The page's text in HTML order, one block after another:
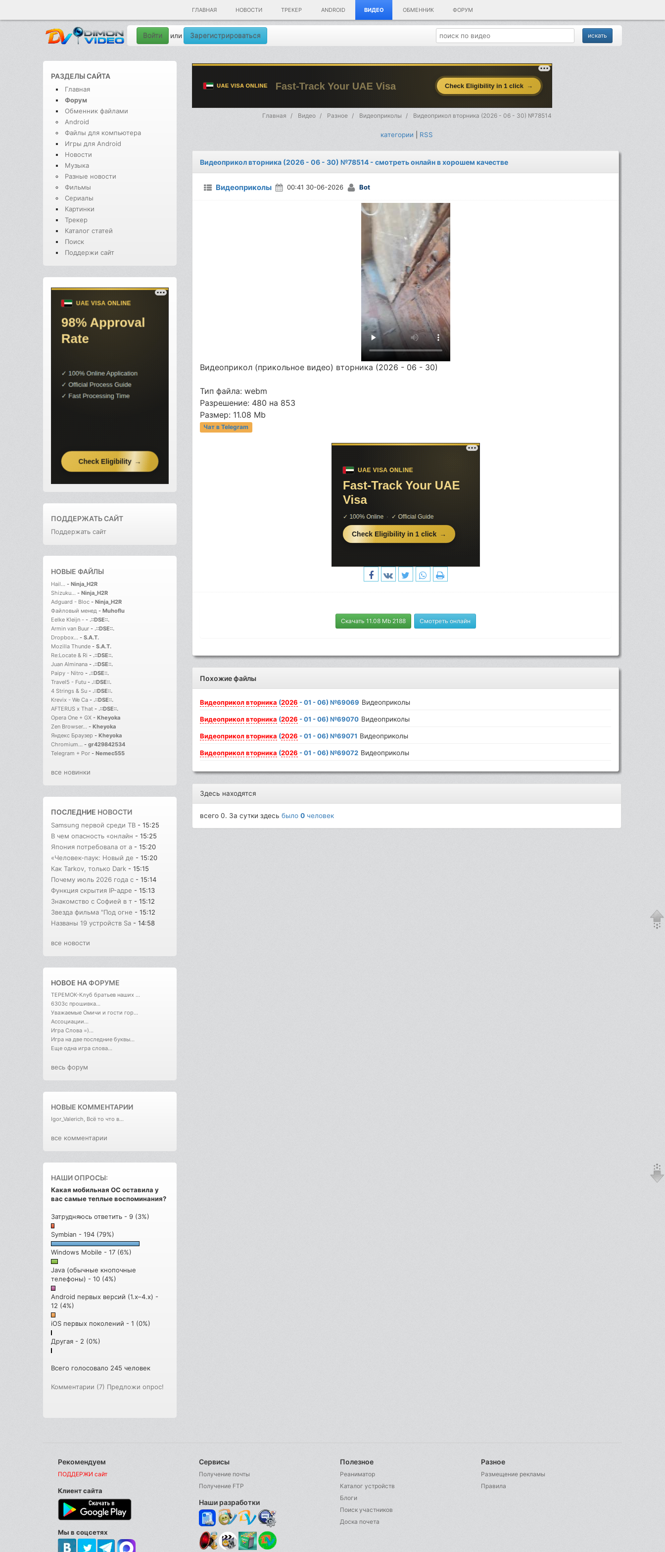
ГЛАВНАЯ НОВОСТИ ТРЕКЕР ANDROID ВИДЕО ОБМЕННИК ФОРУМ
Войти или Зарегистрироваться
РАЗДЕЛЫ САЙТА
Главная
Форум
Обменник файлами
Android
Файлы для компьютера
Игры для Android
Новости
Музыка
Разные новости
Фильмы
Сериалы
Картинки
Трекер
Каталог статей
Поиск
Поддержи сайт
ПОДДЕРЖАТЬ САЙТ
Поддержать сайт
НОВЫЕ ФАЙЛЫ
Hail... - Ninja_H2R
Shizuku... - Ninja_H2R
Adguard - Bloc - Ninja_H2R
Файловый менед - Muhoflu
Eelke Kleijn - - .::DSE::.
Armin van Buur - .::DSE::.
Dropbox... - S.A.T.
Mozilla Thunde - S.A.T.
Re:Locate & Ri - .::DSE::.
Juan Alminana - .::DSE::.
Paipy - Nitro - .::DSE::.
Travel5 - Futu - .::DSE::.
4 Strings & Su - .::DSE::.
Krevix - We Ca - .::DSE::.
AFTERUS x That - .::DSE::.
Opera One + GX - Kheyoka
Zen Browser... - Kheyoka
Яндекс Браузер - Kheyoka
Chromium... - gr429842534
Telegram + Por - Nemec555
все новинки
ПОСЛЕДНИЕ НОВОСТИ
Samsung первой среди ТВ - 15:25
В чем опасность «онлайн - 15:25
Япония потребовала от а - 15:20
«Человек-паук: Новый де - 15:20
Как Tarkov, только Dark - 15:15
Почему июль 2026 года с - 15:14
Функция скрытия IP-адре - 15:13
Знакомство с Софией в т - 15:12
Звезда фильма "Под огне - 15:12
Названы 19 устройств Sa - 14:58
все новости
НОВОЕ НАФОРУМЕ
ТЕРЕМОК-Клуб братьев наших ...
6303с прошивка...
Уважаемые Омичи и гости гор...
Ассоциации...
Игра Слова =)...
Игра на две последние буквы...
Еще одна игра слова...
весь форум
НОВЫЕ КОММЕНТАРИИ
Igor_Valerich, Всё то что в...
все комментарии
НАШИ ОПРОСЫ:
Какая мобильная ОС оставила у
вас самые теплые воспоминания?
Затрудняюсь ответить - 9 (3%)
Symbian - 194 (79%)
Windows Mobile - 17 (6%)
Java (обычные кнопочные
телефоны) - 10 (4%)
Android первых версий (1.x–4.x) -
12 (4%)
iOS первых поколений - 1 (0%)
Другая - 2 (0%)
Всего голосовало 245 человек
Комментарии (7) Предложи опрос!
Главная Видео Разное Видеоприколы Видеоприкол вторника (2026 - 06 - 30) №78514
категории RSS
Видеоприкол вторника (2026 - 06 - 30) №78514 - смотреть онлайн в хорошем качестве
Видеоприколы 00:41 30-06-2026 Bot
Видеоприкол (прикольное видео) вторника (2026 - 06 - 30)
Тип файла: webm
Разрешение: 480 на 853
Размер: 11.08 Mb
Чат в Telegram
Скачать 11.08 Mb 2188 Смотреть онлайн
Похожие файлы
Видеоприколвторника (2026 - 01 - 06) №69069 Видеоприколы
Видеоприколвторника (2026 - 01 - 06) №69070 Видеоприколы
Видеоприколвторника (2026 - 01 - 06) №69071 Видеоприколы
Видеоприколвторника (2026 - 01 - 06) №69072 Видеоприколы
Здесь находятся
всего 0. За сутки здесьбыло0 человек
Рекомендуем
ПОДДЕРЖИ сайт
Клиент сайта
Мы в соцсетях
Сервисы
Получение почты
Получение FTP
Наши разработки
Полезное
Реаниматор
Каталог устройств
Блоги
Поиск участников
Доска почета
Разное
Размещение рекламы
Правила